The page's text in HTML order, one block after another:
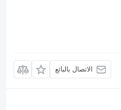
الاتصال بالبائع